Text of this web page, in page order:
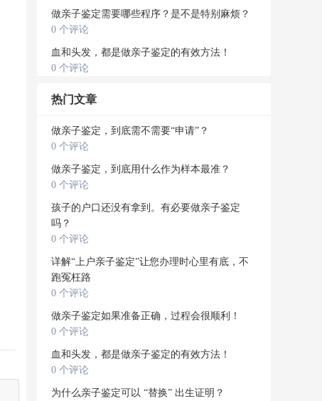
做亲子鉴定需要哪些程序？是不是特别麻烦？
0 个评论
血和头发，都是做亲子鉴定的有效方法！
0 个评论
热门文章
做亲子鉴定，到底需不需要“申请”？
0 个评论
做亲子鉴定，到底用什么作为样本最准？
0 个评论
孩子的户口还没有拿到。有必要做亲子鉴定
吗？
0 个评论
详解“上户亲子鉴定”让您办理时心里有底，不
跑冤枉路
0 个评论
做亲子鉴定如果准备正确，过程会很顺利！
0 个评论
血和头发，都是做亲子鉴定的有效方法！
0 个评论
为什么亲子鉴定可以 “替换” 出生证明？